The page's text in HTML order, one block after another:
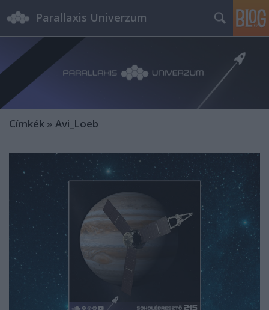
Parallaxis Univerzum
Címkék » Avi_Loeb